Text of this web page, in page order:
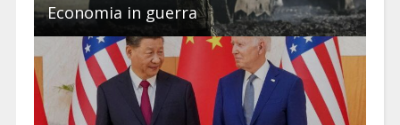
Economia in guerra